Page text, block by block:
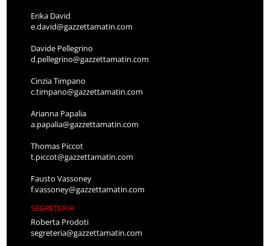
Erika David
e.david@gazzettamatin.com
Davide Pellegrino
d.pellegrino@gazzettamatin.com
Cinzia Timpano
c.timpano@gazzettamatin.com
Arianna Papalia
a.papalia@gazzettamatin.com
Thomas Piccot
t.piccot@gazzettamatin.com
Fausto Vassoney
f.vassoney@gazzettamatin.com
SEGRETERIA
Roberta Prodoti
segreteria@gazzettamatin.com